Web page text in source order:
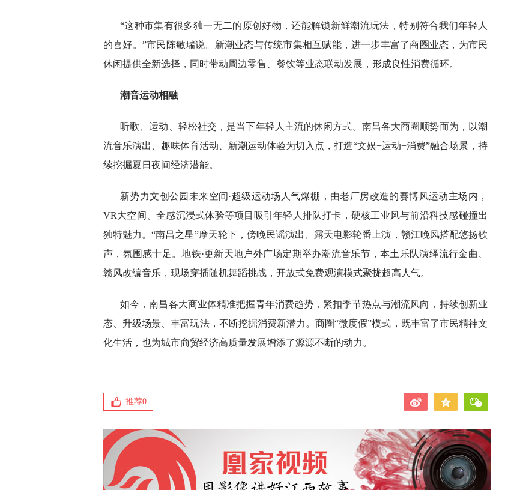
“这种市集有很多独一无二的原创好物，还能解锁新鲜潮流玩法，特别符合我们年轻人
的喜好。”市民陈敏瑞说。新潮业态与传统市集相互赋能，进一步丰富了商圈业态，为市民
休闲提供全新选择，同时带动周边零售、餐饮等业态联动发展，形成良性消费循环。
潮音运动相融
听歌、运动、轻松社交，是当下年轻人主流的休闲方式。南昌各大商圈顺势而为，以潮
流音乐演出、趣味体育活动、新潮运动体验为切入点，打造“文娱+运动+消费”融合场景，持
续挖掘夏日夜间经济潜能。
新势力文创公园未来空间·超级运动场人气爆棚，由老厂房改造的赛博风运动主场内，
VR大空间、全感沉浸式体验等项目吸引年轻人排队打卡，硬核工业风与前沿科技感碰撞出
独特魅力。“南昌之星”摩天轮下，傍晚民谣演出、露天电影轮番上演，赣江晚风搭配悠扬歌
声，氛围感十足。地铁·更新天地户外广场定期举办潮流音乐节，本土乐队演绎流行金曲、
赣风改编音乐，现场穿插随机舞蹈挑战，开放式免费观演模式聚拢超高人气。
如今，南昌各大商业体精准把握青年消费趋势，紧扣季节热点与潮流风向，持续创新业
态、升级场景、丰富玩法，不断挖掘消费新潜力。商圈“微度假”模式，既丰富了市民精神文
化生活，也为城市商贸经济高质量发展增添了源源不断的动力。
推荐0